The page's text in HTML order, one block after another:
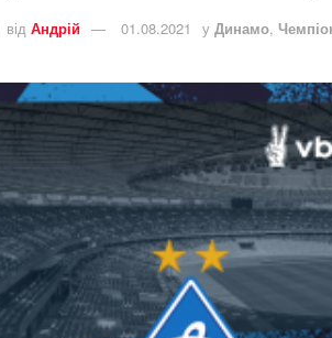
від Андрій 01.08.2021 у Динамо,